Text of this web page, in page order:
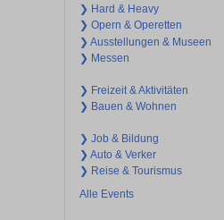
❯ Hard & Heavy
❯ Opern & Operetten
❯ Ausstellungen & Museen
❯ Messen
❯ Freizeit & Aktivitäten
❯ Bauen & Wohnen
❯ Job & Bildung
❯ Auto & Verker
❯ Reise & Tourismus
Alle Events